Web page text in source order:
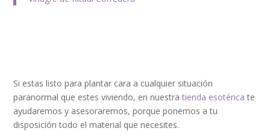
Si estas listo para plantar cara a cualquier situación
paranormal que estes viviendo, en nuestratienda esotérica te
ayudaremos y asesoraremos, porque ponemos a tu
disposición todo el material que necesites.